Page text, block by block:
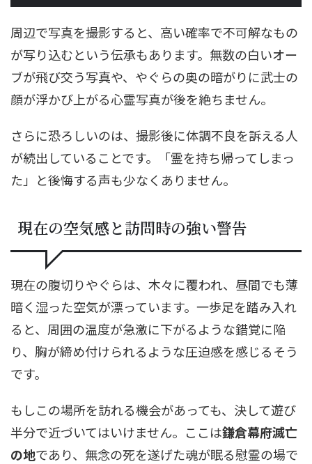
周辺で写真を撮影すると、高い確率で不可解なもの
が写り込むという伝承もあります。無数の白いオー
ブが飛び交う写真や、やぐらの奥の暗がりに武士の
顔が浮かび上がる心霊写真が後を絶ちません。
さらに恐ろしいのは、撮影後に体調不良を訴える人
が続出していることです。「霊を持ち帰ってしまっ
た」と後悔する声も少なくありません。
現在の空気感と訪問時の強い警告
現在の腹切りやぐらは、木々に覆われ、昼間でも薄
暗く湿った空気が漂っています。一歩足を踏み入れ
ると、周囲の温度が急激に下がるような錯覚に陥
り、胸が締め付けられるような圧迫感を感じるそう
です。
もしこの場所を訪れる機会があっても、決して遊び
半分で近づいてはいけません。ここは鎌倉幕府滅亡
の地であり、無念の死を遂げた魂が眠る慰霊の場で